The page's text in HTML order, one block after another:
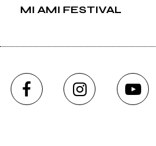
MI AMI FESTIVAL